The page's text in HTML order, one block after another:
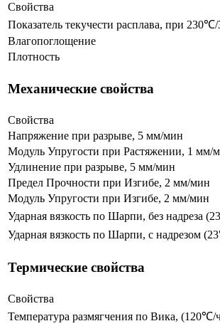
Свойства
Показатель текучести расплава, при 230℃/
Влагопоглощение
Плотность
Механические свойства
Свойства
Напряжение при разрыве, 5 мм/мин
Модуль Упругости при Растяжении, 1 мм/
Удлинение при разрыве, 5 мм/мин
Предел Прочности при Изгибе, 2 мм/мин
Модуль Упругости при Изгибе, 2 мм/мин
Ударная вязкость по Шарпи, без надреза
Ударная вязкость по Шарпи, с надрезом
Термические свойства
Свойства
Температура размягчения по Вика, (120℃/